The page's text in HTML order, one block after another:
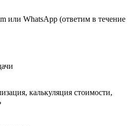
или WhatsApp
калькуляция стоимости,